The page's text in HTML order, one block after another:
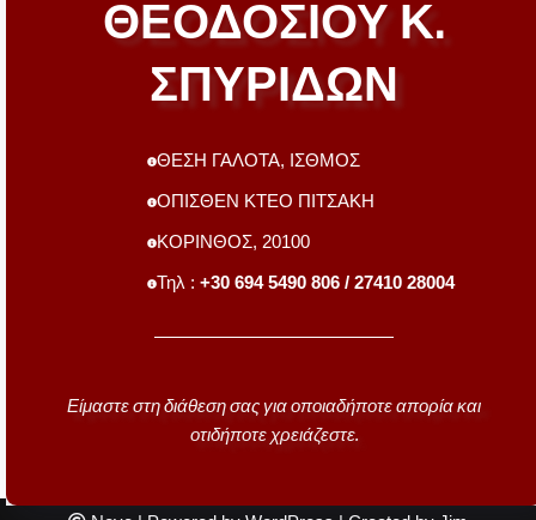
ΘΕΟΔΟΣΙΟΥ Κ.
ΣΠΥΡΙΔΩΝ
ΘΕΣΗ ΓΑΛΟΤΑ, ΙΣΘΜΟΣ
ΟΠΙΣΘΕΝ ΚΤΕΟ ΠΙΤΣΑΚΗ
ΚΟΡΙΝΘΟΣ, 20100
Τηλ : +30 694 5490 806 / 27410 28004
Είμαστε στη διάθεση σας για οποιαδήποτε απορία και
οτιδήποτε χρειάζεστε.